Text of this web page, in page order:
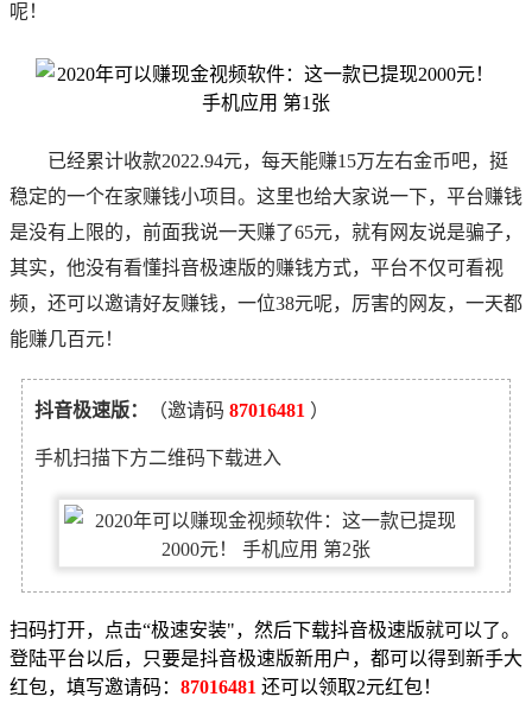
呢！
已经累计收款2022.94元，每天能赚15万左右金币吧，挺
稳定的一个在家赚钱小项目。这里也给大家说一下，平台赚钱
是没有上限的，前面我说一天赚了65元，就有网友说是骗子，
其实，他没有看懂抖音极速版的赚钱方式，平台不仅可看视
频，还可以邀请好友赚钱，一位38元呢，厉害的网友，一天都
能赚几百元！
抖音极速版： （邀请码 87016481 ）
手机扫描下方二维码下载进入
扫码打开，点击“极速安装"，然后下载抖音极速版就可以了。
登陆平台以后，只要是抖音极速版新用户，都可以得到新手大
红包，填写邀请码： 87016481 还可以领取2元红包！